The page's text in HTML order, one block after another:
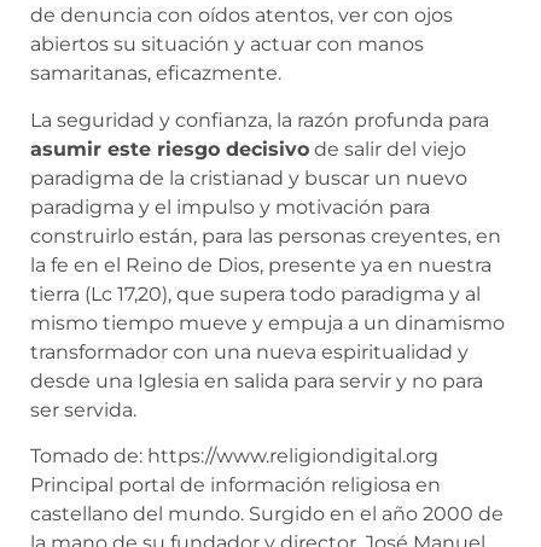
de denuncia con oídos atentos, ver con ojos
abiertos su situación y actuar con manos
samaritanas, eficazmente.
La seguridad y confianza, la razón profunda para
asumir este riesgo decisivo de salir del viejo
paradigma de la cristianad y buscar un nuevo
paradigma y el impulso y motivación para
construirlo están, para las personas creyentes, en
la fe en el Reino de Dios, presente ya en nuestra
tierra (Lc 17,20), que supera todo paradigma y al
mismo tiempo mueve y empuja a un dinamismo
transformador con una nueva espiritualidad y
desde una Iglesia en salida para servir y no para
ser servida.
Tomado de: https://www.religiondigital.org
Principal portal de información religiosa en
castellano del mundo. Surgido en el año 2000 de